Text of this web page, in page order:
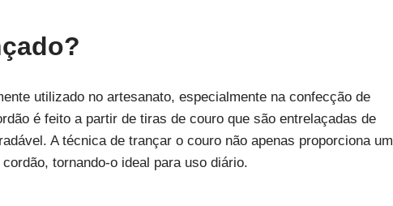
utilizado no artesanato, especialmente na confecção de
é feito a partir de tiras de couro que são entrelaçadas de
A técnica de trançar o couro não apenas proporciona um
tornando-o ideal para uso diário.